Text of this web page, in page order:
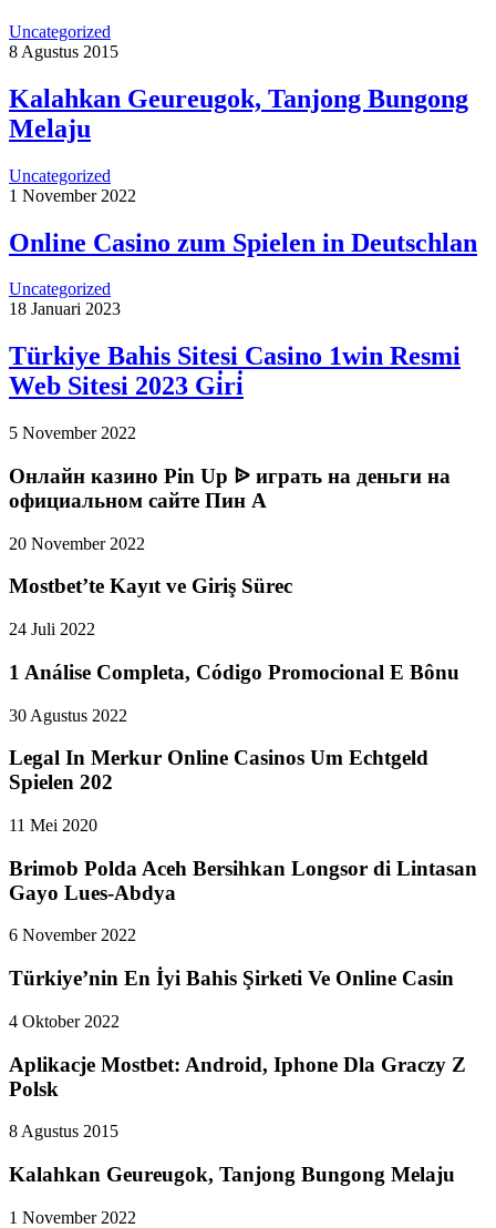
Uncategorized
8 Agustus 2015
Kalahkan Geureugok, Tanjong Bungong
Melaju
Uncategorized
1 November 2022
Online Casino zum Spielen in Deutschlan
Uncategorized
18 Januari 2023
Türkiye Bahis Sitesi Casino 1win Resmi
Web Sitesi 2023 Gi̇ri̇
5 November 2022
Онлайн казино Pin Up ᐉ играть на деньги на
официальном сайте Пин А
20 November 2022
Mostbet’te Kayıt ve Giriş Sürec
24 Juli 2022
1 Análise Completa, Código Promocional E Bônu
30 Agustus 2022
Legal In Merkur Online Casinos Um Echtgeld
Spielen 202
11 Mei 2020
Brimob Polda Aceh Bersihkan Longsor di Lintasan
Gayo Lues-Abdya
6 November 2022
Türkiye’nin En İyi Bahis Şirketi Ve Online Casin
4 Oktober 2022
Aplikacje Mostbet: Android, Iphone Dla Graczy Z
Polsk
8 Agustus 2015
Kalahkan Geureugok, Tanjong Bungong Melaju
1 November 2022